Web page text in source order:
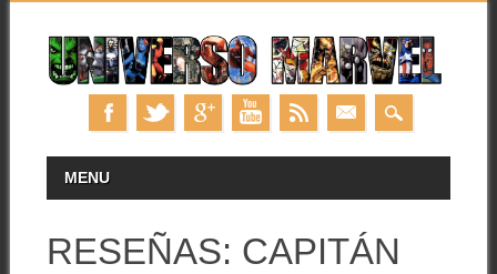
MAIN MENU
MENU
RESEÑAS: CAPITÁN